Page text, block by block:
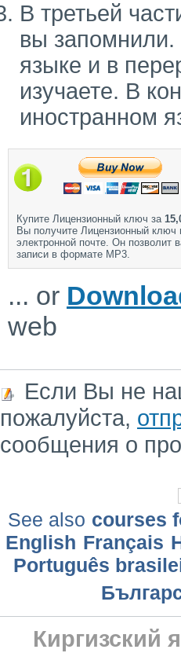
В третьей
вы
языке и в
изучаете. В
иностранном
Купите Лицензионный ключ за
Вы получите Лицензионный ключ
электронной почте. Он позволит
записи в формате MP3.
... or
web
Если Вы не
пожалуйста,
сообщения о
See also courses
English Français
Português
Киргизский